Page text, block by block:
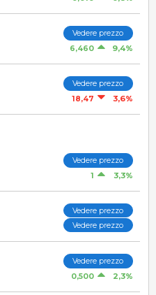
Vedere prezzo
6,460
9,4%
Vedere prezzo
18,47
3,6%
Vedere prezzo
1
3,3%
Vedere prezzo
Vedere prezzo
Vedere prezzo
0,500
2,3%